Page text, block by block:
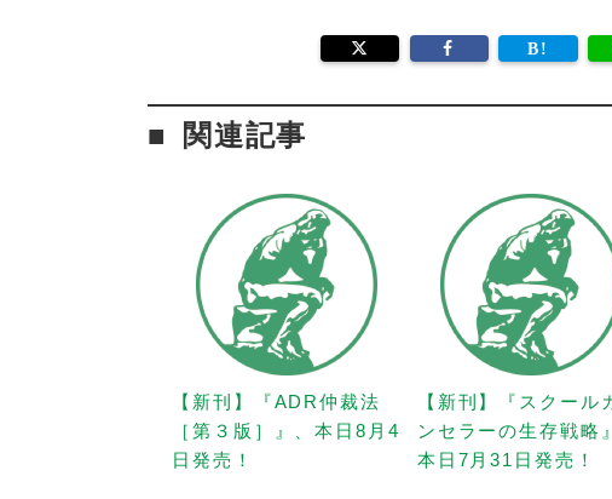
関連記事
【新刊】『ADR仲裁法
［第３版］』、本日8月4
日発売！
【新刊】『スクール
ンセラーの生存戦略
本日7月31日発売！